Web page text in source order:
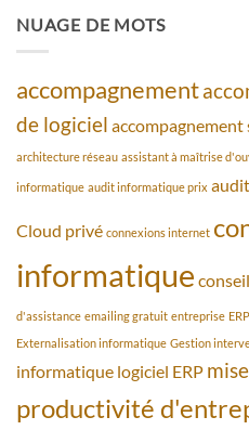
NUAGE DE MOTS
accompagnement
de logiciel
architecture réseau assistant à maîtrise
informatique audit informatique prix
Cloud privé connexions internet
informatique
d'assistance emailing gratuit entreprise
Externalisation informatique Gestion
informatique logiciel ERP
productivité